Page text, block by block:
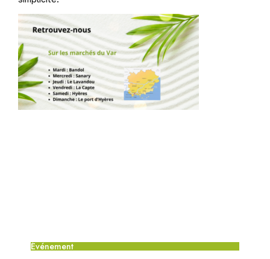
Événement